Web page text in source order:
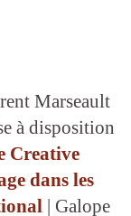
Marseault
à disposition
Creative
dans les
| Galope